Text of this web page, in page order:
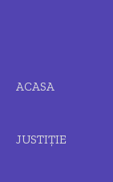
ACASA
JUSTIȚIE